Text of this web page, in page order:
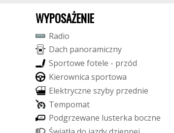
WYPOSAŻENIE
Radio
Dach panoramiczny
Sportowe fotele - przód
Kierownica sportowa
Elektryczne szyby przednie
Tempomat
Podgrzewane lusterka boczne